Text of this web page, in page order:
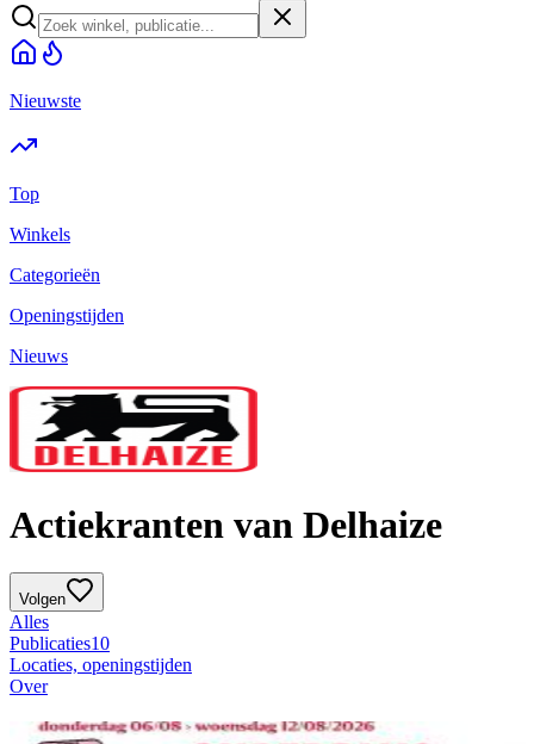
Nieuwste
Top
Winkels
Categorieën
Openingstijden
Nieuws
Actiekranten van Delhaize
Volgen
Alles
Publicaties10
Locaties, openingstijden
Over